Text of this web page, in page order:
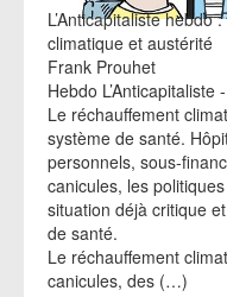
L’Anticapitaliste
climatique et austérité
Frank Prouhet
Hebdo
Le réchauffement
système de santé.
personnels, sous-
canicules, les
situation déjà critique
de santé.
Le réchauffement
canicules, des (…)